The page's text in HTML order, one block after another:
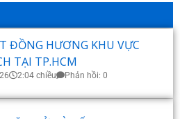
ĐỒNG HƯƠNG KHU VỰC
TẠI TP.HCM
2:04 chiều Phản hồi: 0